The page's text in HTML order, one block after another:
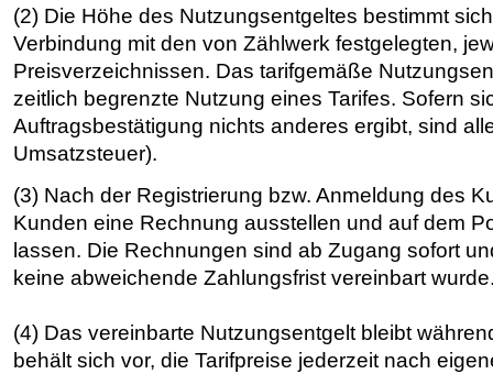
(2) Die Höhe des Nutzungsentgeltes bestimmt
Verbindung mit den von Zählwerk festgelegten,
Preisverzeichnissen. Das tarifgemäße
zeitlich begrenzte Nutzung eines Tarifes. Sofern
Auftragsbestätigung nichts anderes ergibt, sind
Umsatzsteuer).
(3) Nach der Registrierung bzw. Anmeldung des
Kunden eine Rechnung ausstellen und auf dem
lassen. Die Rechnungen sind ab Zugang sofort
keine abweichende Zahlungsfrist vereinbart
(4) Das vereinbarte Nutzungsentgelt bleibt
behält sich vor, die Tarifpreise jederzeit nach